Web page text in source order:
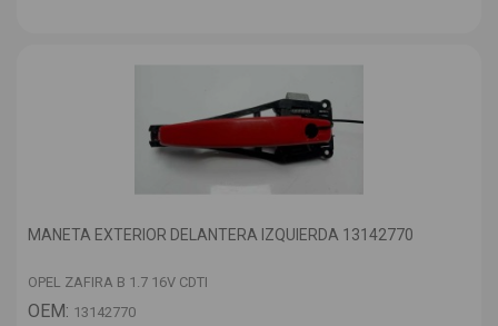
MANETA EXTERIOR DELANTERA IZQUIERDA 13142770
OPEL ZAFIRA B 1.7 16V CDTI
OEM: 13142770